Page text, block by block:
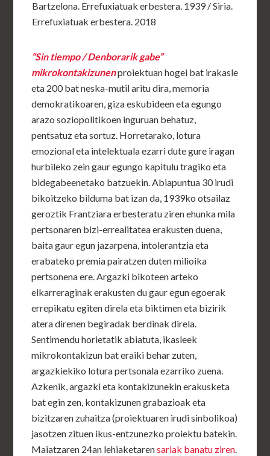
Bartzelona. Errefuxiatuak erbestera. 1939 / Siria.
Errefuxiatuak erbestera. 2018
“Sin tiempo / Denborarik gabe”
mikrokontakizunenproiektuan hogei bat irakasle
eta 200 bat neska-mutil aritu dira, memoria
demokratikoaren, giza eskubideen eta egungo
arazo soziopolitikoen inguruan behatuz,
pentsatuz eta sortuz. Horretarako, lotura
emozional eta intelektuala ezarri dute gure iragan
hurbileko zein gaur egungo kapitulu tragiko eta
bidegabeenetako batzuekin. Abiapuntua 30 irudi
bikoitzeko bilduma bat izan da, 1939ko otsailaz
geroztik Frantziara erbesteratu ziren ehunka mila
pertsonaren bizi-errealitatea erakusten duena,
baita gaur egun jazarpena, intolerantzia eta
erabateko premia pairatzen duten milioika
pertsonena ere. Argazki bikoteen arteko
elkarreraginak erakusten du gaur egun egoerak
errepikatu egiten direla eta biktimen eta bizirik
atera direnen begiradak berdinak direla.
Sentimendu horietatik abiatuta, ikasleek
mikrokontakizun bat eraiki behar zuten,
argazkiekiko lotura pertsonala ezarriko zuena.
Azkenik, argazki eta kontakizunekin erakusketa
bat egin zen, kontakizunen grabazioak eta
bizitzaren zuhaitza (proiektuaren irudi sinbolikoa)
jasotzen zituen ikus-entzunezko proiektu batekin.
Maiatzaren 24an lehiaketarensariak banatu ziren.